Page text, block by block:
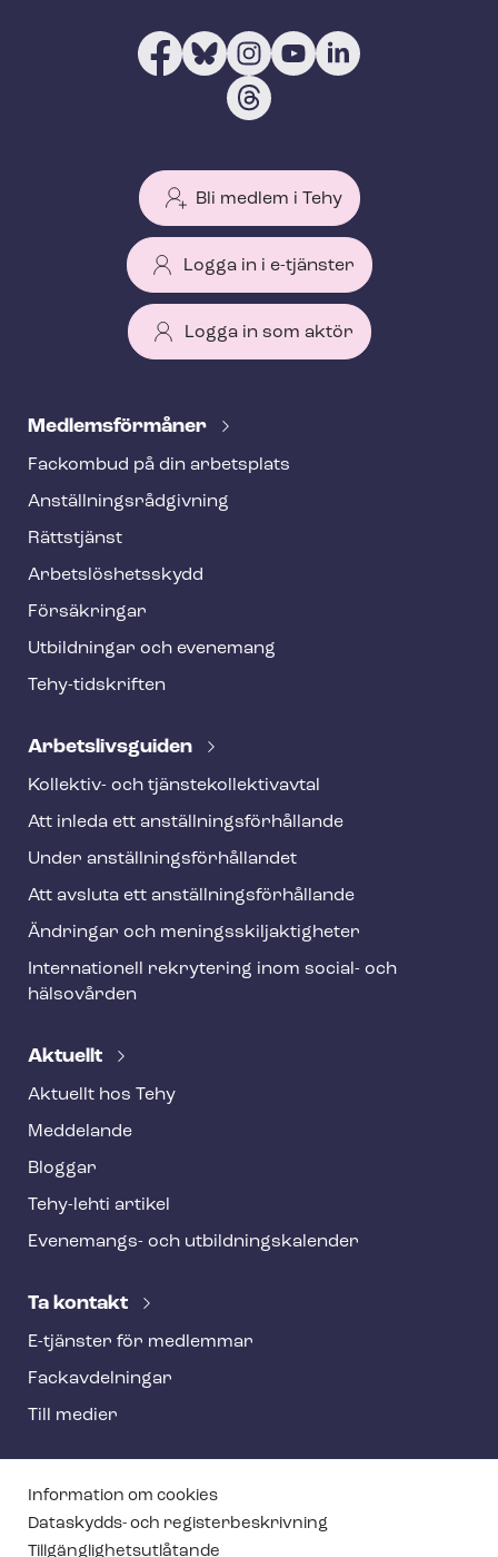
Bli medlem i Tehy
Logga in i e-tjänster
Logga in som aktör
e
f
o
o
t
e
Med­lems­för­må­ner
Fackombud på din arbetsplats
An­ställ­nings­råd­giv­ning
Rättstjänst
Ar­bets­lös­hets­skydd
Försäkringar
Utbildningar och evenemang
Tehy-​tidskriften
Ar­bets­livs­gui­den
Kollektiv- och tjäns­te­kol­lek­tivav­tal
Att inleda ett an­ställ­nings­för­hål­lan­de
Under an­ställ­nings­för­hål­lan­det
Att avsluta ett an­ställ­nings­för­hål­lan­de
Ändringar och me­nings­skilj­ak­tig­he­ter
Internationell rekrytering inom social- och
hälsovården
Aktuellt
Aktuellt hos Tehy
Meddelande
Bloggar
Tehy-lehti artikel
Evenemangs- och ut­bild­nings­ka­len­der
Ta kontakt
E-tjänster för medlemmar
Fackav­del­ning­ar
Till medier
T
e
Information om cookies
Dataskydds- och re­gis­ter­be­skriv­ning
Till­gäng­lig­hets­ut­lå­tan­de